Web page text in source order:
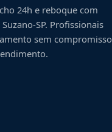
24h e reboque com
Suzano-SP. Profissionais
sem compromisso